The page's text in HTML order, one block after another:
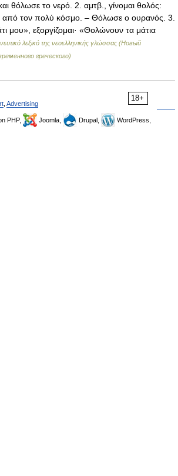
θόλωσε το νερό. 2. αμτβ., γίνομαι θολός:
τον πολύ κόσμο. – Θόλωσε ο ουρανός. 3.
μου», εξοργίζομαι· «Θολώνουν τα μάτια
λεξικό της νεοελληνικής γλώσσας (Новый
греческого)
18+
Advertising
PHP, Joomla, Drupal,
WordPress,